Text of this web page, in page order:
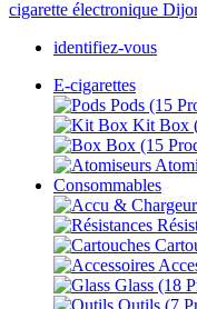
identifiez-vous
E-cigarettes
Pods (15
Kit Box
Box (15
Consommables
Glass (18
Outils (7